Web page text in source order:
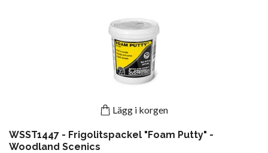
Lägg i korgen
WSST1447 - Frigolitspackel "Foam Putty" -
Woodland Scenics